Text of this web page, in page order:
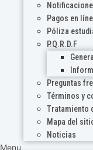
Pagos en
Póliza
P.Q.R.D.F
Preguntas
Términos y
Tratamiento
Mapa del
Noticias
Menu